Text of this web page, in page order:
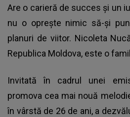
Are o carieră de succes și un
nu o oprește nimic să-și
planuri de viitor. Nicoleta
Republica Moldova, este o
Invitată în cadrul unei
promova cea mai nouă
în vârstă de 26 de ani, a